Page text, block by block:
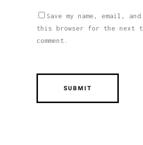
Save my name, email,
this browser for the next
comment.